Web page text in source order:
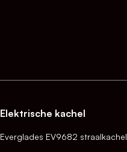
Elektrische kachel
Everglades EV9682 straalkachel